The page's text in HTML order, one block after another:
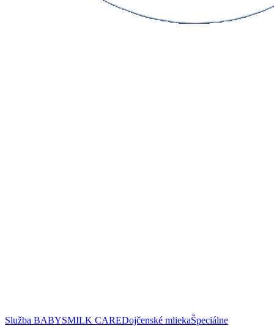
Služba BABYSMILK CAREDojčenské mliekaŠpeciálne